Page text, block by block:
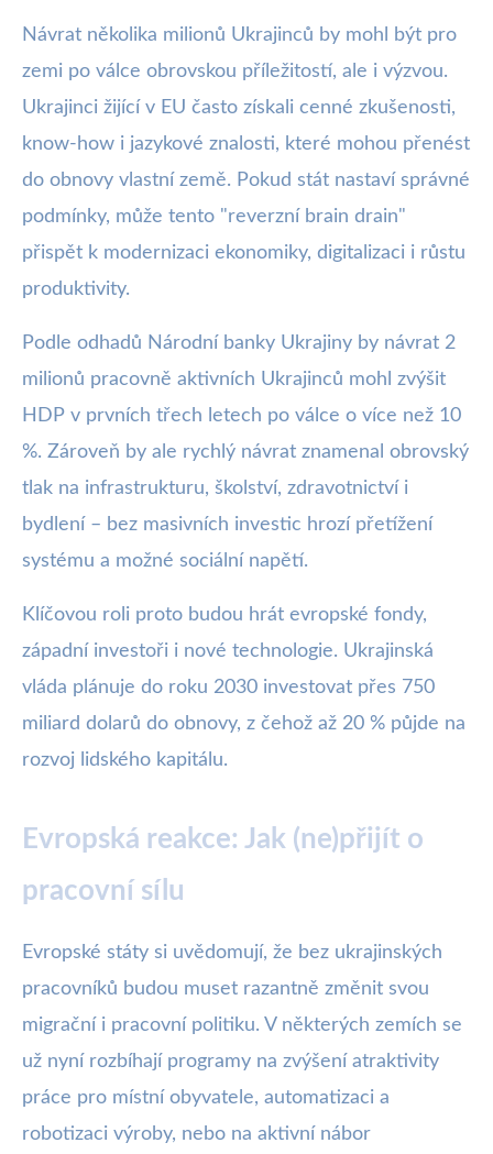
Návrat několika milionů Ukrajinců by mohl být pro
zemi po válce obrovskou příležitostí, ale i výzvou.
Ukrajinci žijící v EU často získali cenné zkušenosti,
know-how i jazykové znalosti, které mohou přenést
do obnovy vlastní země. Pokud stát nastaví správné
podmínky, může tento "reverzní brain drain"
přispět k modernizaci ekonomiky, digitalizaci i růstu
produktivity.
Podle odhadů Národní banky Ukrajiny by návrat 2
milionů pracovně aktivních Ukrajinců mohl zvýšit
HDP v prvních třech letech po válce o více než 10
%. Zároveň by ale rychlý návrat znamenal obrovský
tlak na infrastrukturu, školství, zdravotnictví i
bydlení – bez masivních investic hrozí přetížení
systému a možné sociální napětí.
Klíčovou roli proto budou hrát evropské fondy,
západní investoři i nové technologie. Ukrajinská
vláda plánuje do roku 2030 investovat přes 750
miliard dolarů do obnovy, z čehož až 20 % půjde na
rozvoj lidského kapitálu.
Evropská reakce: Jak (ne)přijít o
pracovní sílu
Evropské státy si uvědomují, že bez ukrajinských
pracovníků budou muset razantně změnit svou
migrační i pracovní politiku. V některých zemích se
už nyní rozbíhají programy na zvýšení atraktivity
práce pro místní obyvatele, automatizaci a
robotizaci výroby, nebo na aktivní nábor